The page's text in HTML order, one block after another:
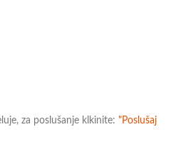
za poslušanje klkinite: "Poslušaj